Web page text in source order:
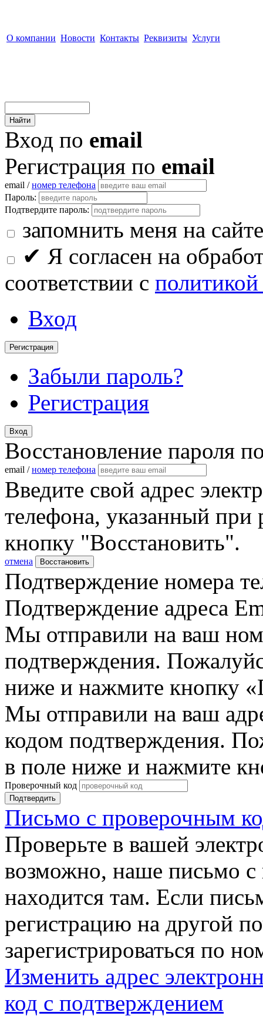
О компании Новости Контакты Реквизиты Услуги
Вход по email
Регистрация по email
email /номер телефона
Пароль:
Подтвердите пароль:
запомнить меня на сайте
✔ Я согласен на
соответствии с
Вход
Регистрация
Забыли пароль?
Регистрация
Вход
Восстановление пароля
email /номер телефона
Введите свой адрес
телефона, указанный при
кнопку "Восстановить".
отмена Восстановить
Подтверждение номера
Подтверждение адреса
Мы отправили на ваш
подтверждения.
ниже и нажмите кнопку
Мы отправили на ваш
кодом подтверждения.
в поле ниже и нажмите
Проверочный код
Подтвердить
Письмо с проверочным
Проверьте в вашей
возможно, наше письмо с
находится там. Если
регистрацию на другой
зарегистрироваться по
Изменить адрес
код с подтверждением